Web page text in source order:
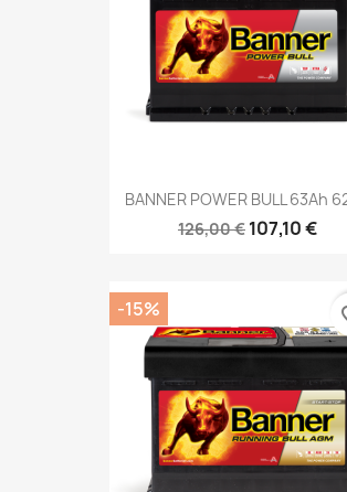
BANNER POWER BULL 63Ah
126,00 € 107,10 €
-15%